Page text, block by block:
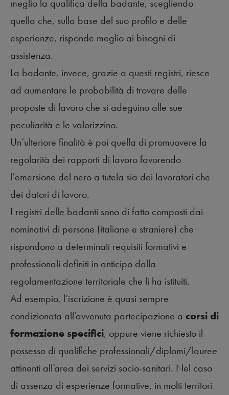
meglio la qualifica della badante, scegliendo
quella che, sulla base del suo profilo e delle
esperienze, risponde meglio ai bisogni di
assistenza.
La badante, invece, grazie a questi registri, riesce
ad aumentare le probabilità di trovare delle
proposte di lavoro che si adeguino alle sue
peculiarità e le valorizzino.
Un’ulteriore finalità è poi quella di promuovere la
regolarità dei rapporti di lavoro favorendo
l’emersione del nero a tutela sia dei lavoratori che
dei datori di lavoro.
I registri delle badanti sono di fatto composti dai
nominativi di persone (italiane e straniere) che
rispondono a determinati requisiti formativi e
professionali definiti in anticipo dalla
regolamentazione territoriale che li ha istituiti.
Ad esempio, l’iscrizione è quasi sempre
condizionata all’avvenuta partecipazione a corsi di
formazione specifici, oppure viene richiesto il
possesso di qualifiche professionali/diplomi/lauree
attinenti all’area dei servizi socio-sanitari. Nel caso
di assenza di esperienze formative, in molti territori